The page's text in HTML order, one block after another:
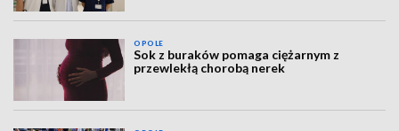
OPOLE
Sok z buraków pomaga ciężarnym z
przewlekłą chorobą nerek